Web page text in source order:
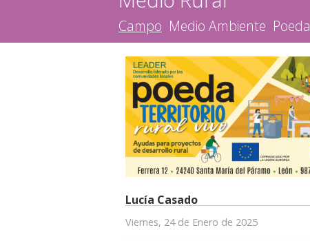
Campo Medio Ambiente Poeda
Lucía Casado
Viernes, 24 de Enero de 2025